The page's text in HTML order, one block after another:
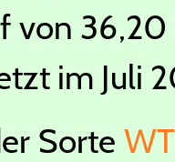
von
im Juli
Sorte